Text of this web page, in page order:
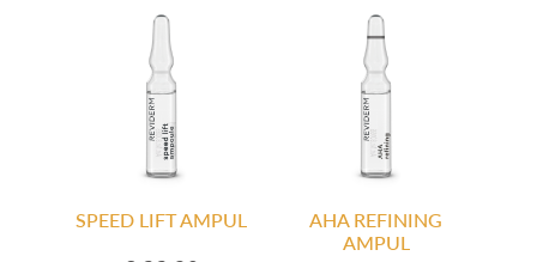
SPEED LIFT AMPUL
AHA REFINING
AMPUL